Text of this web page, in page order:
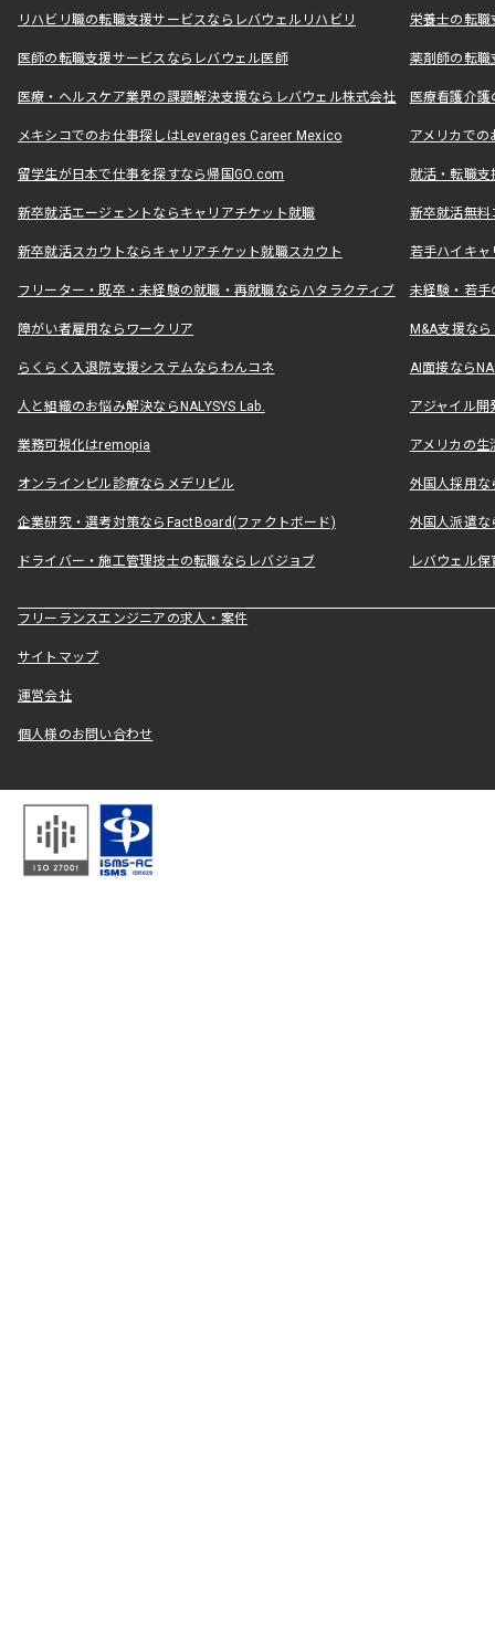
リハビリ職の転職支援サービスならレバウェルリハビリ 栄養士の転
医師の転職支援サービスならレバウェル医師 薬剤師の転
医療・ヘルスケア業界の課題解決支援ならレバウェル株式会社 医療看護介
メキシコでのお仕事探しはLeverages Career Mexico アメリカで
留学生が日本で仕事を探すなら帰国GO.com 就活・転職
新卒就活エージェントならキャリアチケット就職 新卒就活無料
新卒就活スカウトならキャリアチケット就職スカウト 若手ハイキ
フリーター・既卒・未経験の就職・再就職ならハタラクティブ 未経験・若手
障がい者雇用ならワークリア M&A支援な
らくらく入退院支援システムならわんコネ AI面接なら
人と組織のお悩み解決ならNALYSYS Lab. アジャイル
業務可視化はremopia アメリカの
オンラインピル診療ならメデリピル 外国人採用
企業研究・選考対策ならFactBoard(ファクトボード) 外国人派遣な
ドライバー・施工管理技士の転職ならレバジョブ レバウェル
フリーランスエンジニアの求人・案件
サイトマップ
運営会社
個人様のお問い合わせ